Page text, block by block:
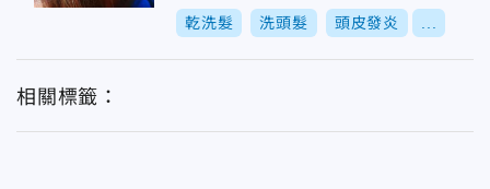
乾洗髮 洗頭髮 頭皮發炎
相關標籤：